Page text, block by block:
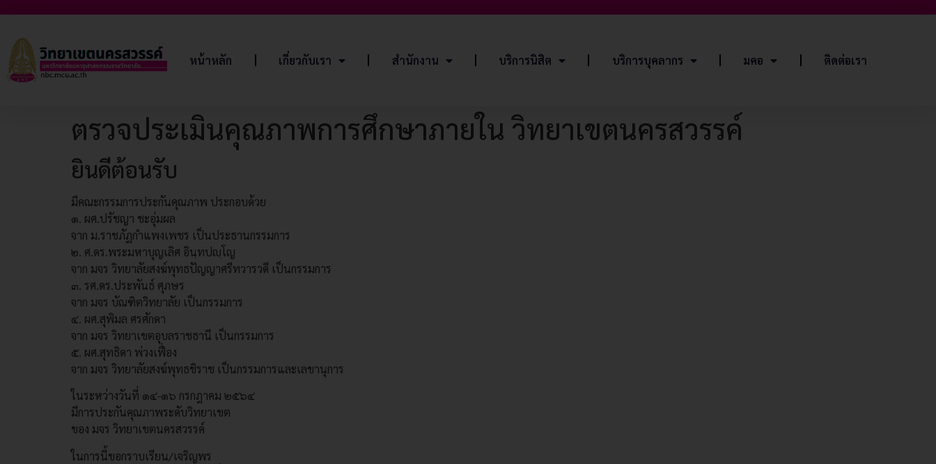
หน้าหลัก เกี่ยวกับเรา สำนักงาน บริการนิสิต บริการบุคลากร มคอ ติดต่อเรา
ตรวจประเมินคุณภาพการศึกษาภายใน วิทยาเขตนครสวรรค์
ยินดีต้อนรับ
มีคณะกรรมการประกันคุณภาพ ประกอบด้วย
๑. ผศ.ปรัชญา ชะอุ่มผล
จาก ม.ราชภัฏกำแพงเพชร เป็นประธานกรรมการ
๒. ศ.ดร.พระมหาบุญเลิศ อินฺทปญฺโญ
จาก มจร วิทยาลัยสงฆ์พุทธปัญญาศรีทวารวดี เป็นกรรมการ
๓. รศ.ดร.ประพันธ์ ศุภษร
จาก มจร บัณฑิตวิทยาลัย เป็นกรรมการ
๔. ผศ.สุพิมล ศรศักดา
จาก มจร วิทยาเขตอุบลราชธานี เป็นกรรมการ
๕. ผศ.สุทธิดา พ่วงเฟื่อง
จาก มจร วิทยาลัยสงฆ์พุทธชิราช เป็นกรรมการและเลขานุการ
ในระหว่างวันที่ ๑๔-๑๖ กรกฎาคม ๒๕๖๔
มีการประกันคุณภาพระดับวิทยาเขต
ของ มจร วิทยาเขตนครสวรรค์
ในการนี้ขอกราบเรียน/เจริญพร